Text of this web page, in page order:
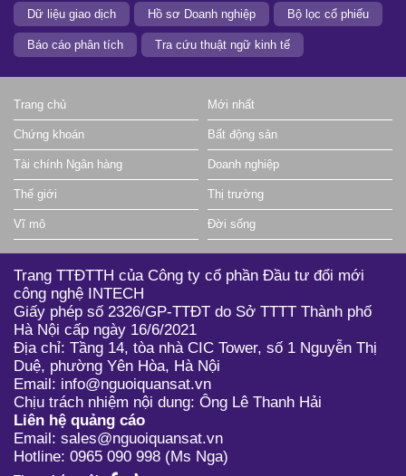
Dữ liệu giao dịch Hồ sơ Doanh nghiệp Bộ lọc cổ phiếu
Báo cáo phân tích Tra cứu thuật ngữ kinh tế
Trang chủ Mới nhất
Chứng khoán Bất động sản
Tài chính Ngân hàng Doanh nghiệp
Thế giới Thị trường
Vĩ mô Đời sống
Trang TTĐTTH của Công ty cổ phần Đầu tư đổi mới
công nghệ INTECH
Giấy phép số 2326/GP-TTĐT do Sở TTTT Thành phố
Hà Nội cấp ngày 16/6/2021
Địa chỉ: Tầng 14, tòa nhà CIC Tower, số 1 Nguyễn Thị
Duệ, phường Yên Hòa, Hà Nội
Email: info@nguoiquansat.vn
Chịu trách nhiệm nội dung: Ông Lê Thanh Hải
Liên hệ quảng cáo
Email: sales@nguoiquansat.vn
Hotline: 0965 090 998 (Ms Nga)